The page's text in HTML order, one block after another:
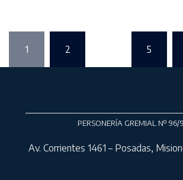
1 2 5
PERSONERÍA GREMIAL Nº 96/
Av. Corrientes 1461 – Posadas,